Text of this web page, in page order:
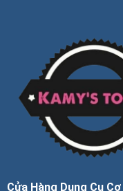
Cửa Hàng Dụng Cụ